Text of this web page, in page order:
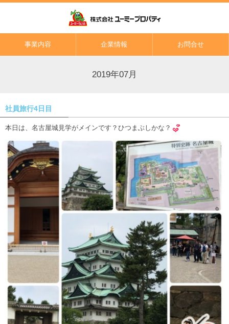
事業内容 企業情報 お問合せ
2019年07月
社員旅行4日目
本日は、名古屋城見学がメインです？ひつまぶしかな？